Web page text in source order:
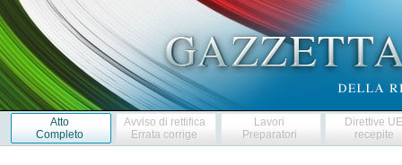
Atto
Completo
Avviso di rettifica
Errata corrige
Lavori
Preparatori
Direttive
recepite